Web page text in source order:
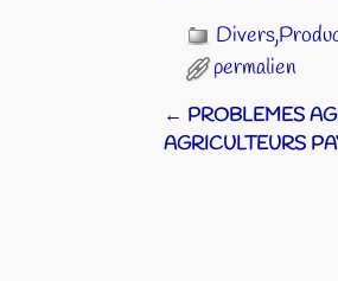
Divers,
permalien
Navigation des
← PROBLEMES
AGRICULTEURS